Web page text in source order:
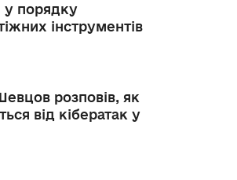
у порядку
інструментів
розповів, як
від кібератак у